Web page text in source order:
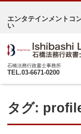
エンタテインメントコ
い
石橋法務行政書士事務所
TEL.03-6671-0200
タグ: